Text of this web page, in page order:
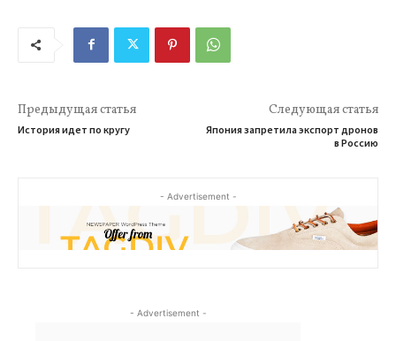
Предыдущая статья
История идет по кругу
Следующая статья
Япония запретила экспорт дронов
в Россию
- Advertisement -
- Advertisement -